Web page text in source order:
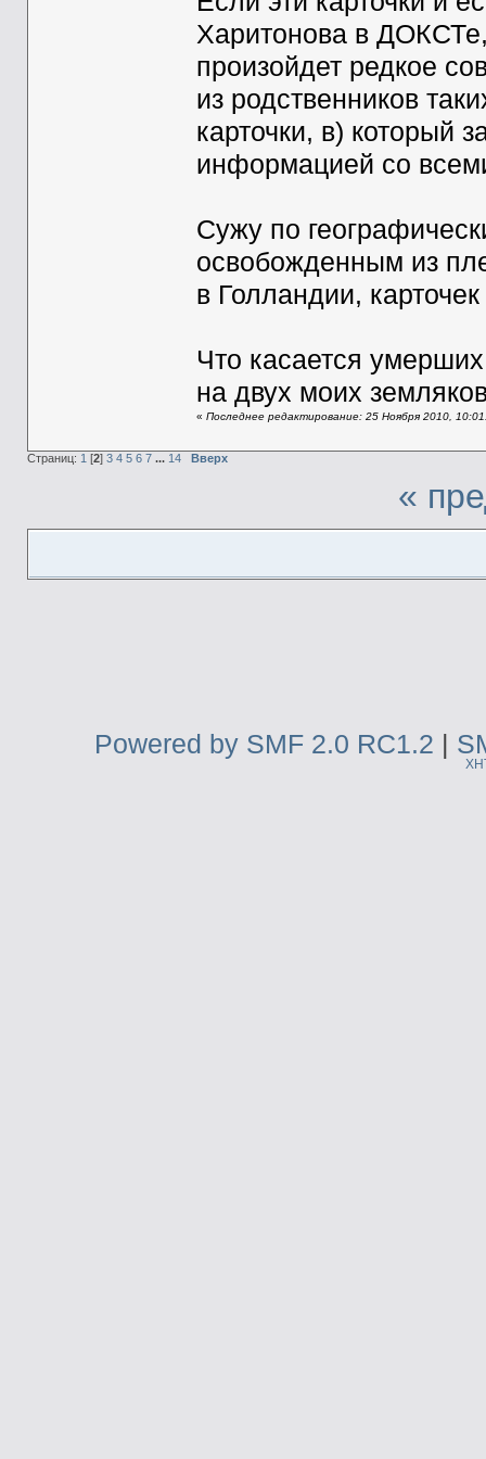
Харитонова в
произойдет редкое
из родственников
карточки, в) который
информацией со
Сужу по
освобожденным из
в Голландии,
Что касается
на двух моих
« Последнее редактирование: 25 Ноября 2010,
Страниц: 1 [2] 3 4 5 6 7 ... 14 Вверх
«
Powered by SMF 2.0 RC1.2 |